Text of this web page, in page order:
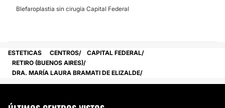
Blefaroplastia sin cirugía Capital Federal
ESTETICAS CENTROS
CAPITAL FEDERAL
RETIRO (BUENOS AIRES)
DRA. MARÍA LAURA BRAMATI DE ELIZALDE